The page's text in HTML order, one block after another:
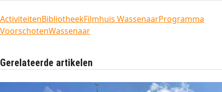
ActiviteitenBibliotheekFilmhuis WassenaarProgramma
VoorschotenWassenaar
Gerelateerde artikelen